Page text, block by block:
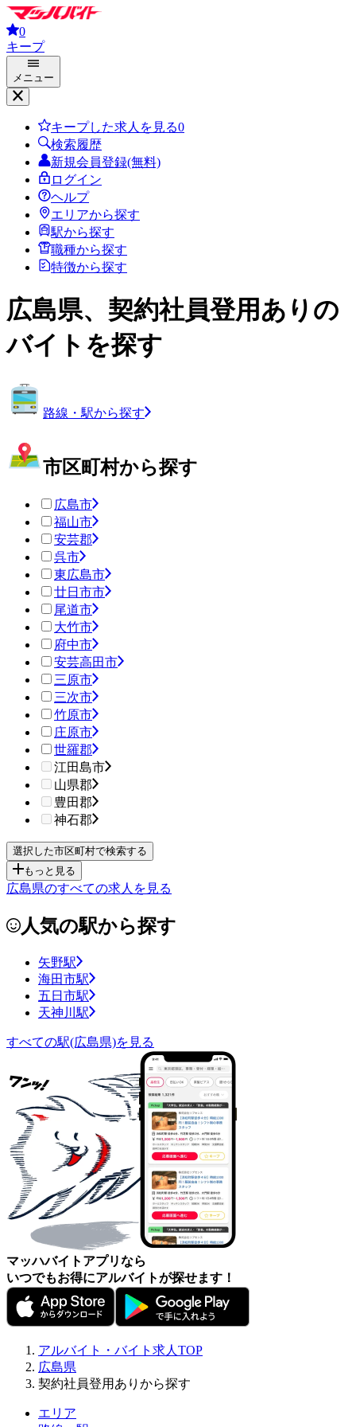
0
キープ
メニュー
キープした求人を見る0
検索履歴
新規会員登録(無料)
ログイン
ヘルプ
エリアから探す
駅から探す
職種から探す
特徴から探す
広島県、契約社員登用あり の
バイトを探す
路線・駅から探す
市区町村から探す
広島市
福山市
安芸郡
呉市
東広島市
廿日市市
尾道市
大竹市
府中市
安芸高田市
三原市
三次市
竹原市
庄原市
世羅郡
江田島市
山県郡
豊田郡
神石郡
もっと見る
広島県のすべての求人を見る
人気の駅から探す
矢野駅
海田市駅
五日市駅
天神川駅
すべての駅(広島県)を見る
マッハバイトアプリなら
いつでもお得にアルバイトが探せます！
アルバイト・バイト求人TOP
広島県
契約社員登用ありから探す
エリア